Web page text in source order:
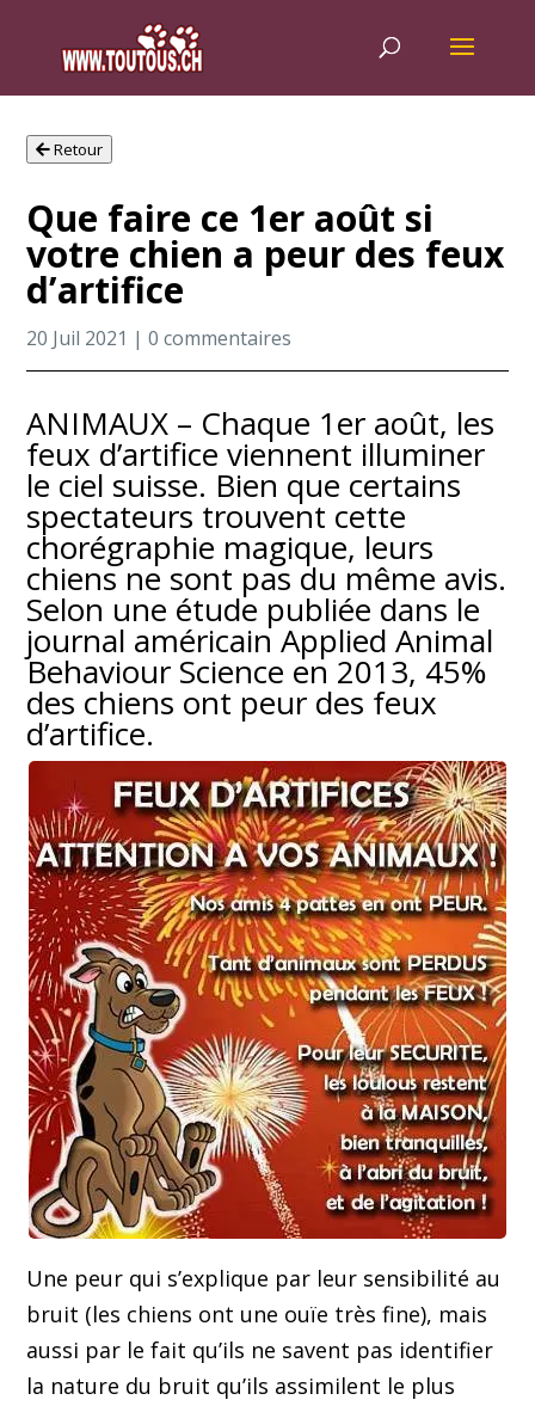
Retour
Que faire ce 1er août si
votre chien a peur des feux
d’artifice
20 Juil 2021 |0 commentaires
ANIMAUX – Chaque 1er août, les
feux d’artifice viennent illuminer
le ciel suisse. Bien que certains
spectateurs trouvent cette
chorégraphie magique, leurs
chiens ne sont pas du même avis.
Selon une étude publiée dans le
journal américainApplied Animal
Behaviour Science en 2013, 45%
des chiens ont peur des feux
d’artifice.
Une peur qui s’explique par leur sensibilité au
bruit (les chiens ont une ouïe très fine), mais
aussi par le fait qu’ils ne savent pas identifier
la nature du bruit qu’ils assimilent le plus